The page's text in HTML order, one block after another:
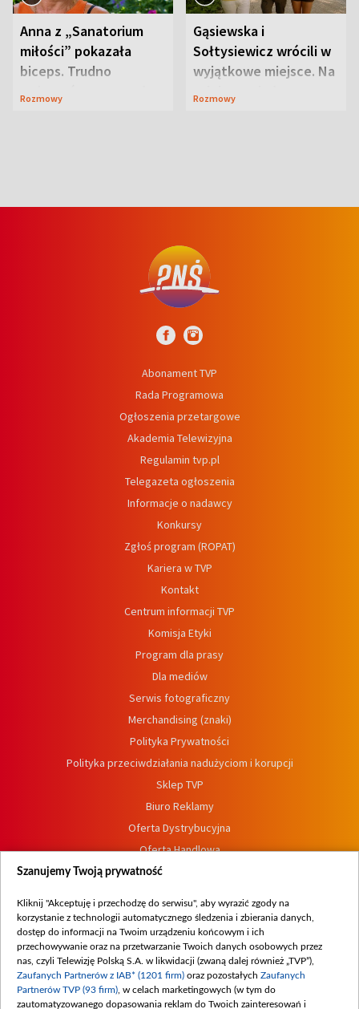
Anna z „Sanatorium
miłości” pokazała
biceps. Trudno
uwierzyć, co przeszła
Rozmowy
Gąsiewska i
Sołtysiewicz wrócili w
wyjątkowe miejsce. Na
szlaku czekał
Rozmowy
Abonament TVP
Rada Programowa
Ogłoszenia przetargowe
Akademia Telewizyjna
Regulamin tvp.pl
Telegazeta ogłoszenia
Informacje o nadawcy
Konkursy
Zgłoś program (ROPAT)
Kariera w TVP
Kontakt
Centrum informacji TVP
Komisja Etyki
Program dla prasy
Dla mediów
Serwis fotograficzny
Merchandising (znaki)
Polityka Prywatności
Polityka przeciwdziałania nadużyciom i korupcji
Sklep TVP
Biuro Reklamy
Oferta Dystrybucyjna
Oferta Handlowa
Dostępność
Procedura zgłoszeń wewnętrznych
Szanujemy Twoją prywatność
Kliknij "Akceptuję i przechodzę do serwisu", aby wyrazić zgody na
korzystanie z technologii automatycznego śledzenia i zbierania danych,
dostęp do informacji na Twoim urządzeniu końcowym i ich
przechowywanie oraz na przetwarzanie Twoich danych osobowych przez
nas, czyli Telewizję Polską S.A. w likwidacji (zwaną dalej również „TVP”),
Zaufanych Partnerów z IAB* (1201 firm) oraz pozostałych Zaufanych
Partnerów TVP (93 firm) , w celach marketingowych (w tym do
zautomatyzowanego dopasowania reklam do Twoich zainteresowań i